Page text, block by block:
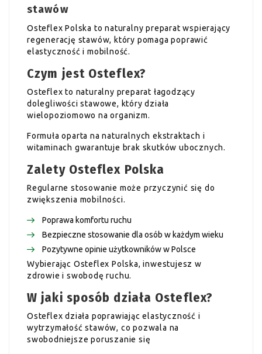
stawów
Osteflex Polska to naturalny preparat wspierający
regenerację stawów, który pomaga poprawić
elastyczność i mobilność.
Czym jest Osteflex?
Osteflex to naturalny preparat łagodzący
dolegliwości stawowe, który działa
wielopoziomowo na organizm.
Formuła oparta na naturalnych ekstraktach i
witaminach gwarantuje brak skutków ubocznych.
Zalety Osteflex Polska
Regularne stosowanie może przyczynić się do
zwiększenia mobilności.
Poprawa komfortu ruchu
Bezpieczne stosowanie dla osób w każdym wieku
Pozytywne opinie użytkowników w Polsce
Wybierając Osteflex Polska, inwestujesz w
zdrowie i swobodę ruchu.
W jaki sposób działa Osteflex?
Osteflex działa poprawiając elastyczność i
wytrzymałość stawów, co pozwala na
swobodniejsze poruszanie się